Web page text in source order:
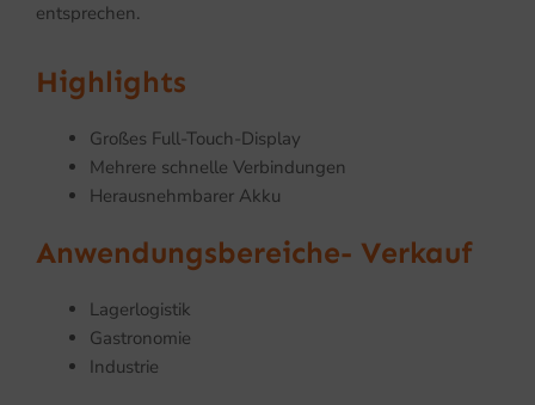
entsprechen.
Highlights
Großes Full-Touch-Display
Mehrere schnelle Verbindungen
Herausnehmbarer Akku
Anwendungsbereiche- Verkauf
Lagerlogistik
Gastronomie
Industrie